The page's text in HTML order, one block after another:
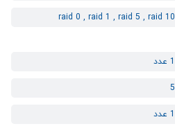
raid 0 , raid 1 , raid 5 , raid 10
1 عدد
5
1 عدد